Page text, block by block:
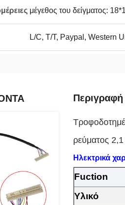
μέγεθος του δείγματος:
L/C, T/T, Paypal, Western
ρεύματος
Ηλεκτρικά
Fuction
Υλικό